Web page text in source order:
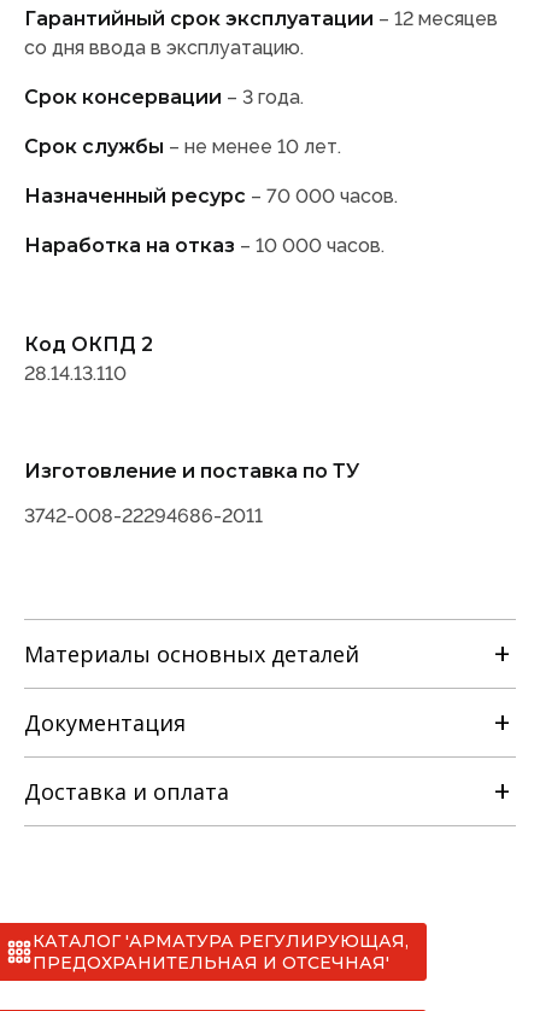
Гарантийный срок эксплуатации – 12 месяцев
со дня ввода в эксплуатацию.
Срок консервации – 3 года.
Срок службы – не менее 10 лет.
Назначенный ресурс – 70 000 часов.
Наработка на отказ – 10 000 часов.
Код ОКПД 2
28.14.13.110
Изготовление и поставка по ТУ
3742-008-22294686-2011
Материалы основных деталей
Наименование детали
с
лс
Документация
Сертификаты
Доставка и оплата
*
КАТАЛОГ 'АРМАТУРА РЕГУЛИРУЮЩАЯ,
ПРЕДОХРАНИТЕЛЬНАЯ И ОТСЕЧНАЯ'